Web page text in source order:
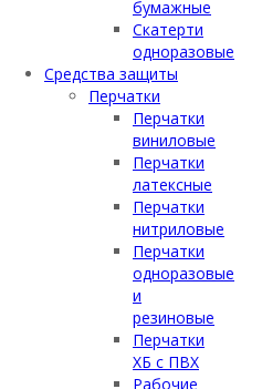
бумажные
Скатерти
одноразовые
Средства защиты
Перчатки
Перчатки
виниловые
Перчатки
латексные
Перчатки
нитриловые
Перчатки
одноразовые
и
резиновые
Перчатки
ХБ с ПВХ
Рабочие